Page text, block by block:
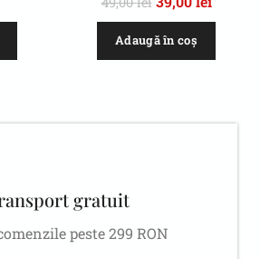
Adaugă în coș
gratuit
peste 299 RON